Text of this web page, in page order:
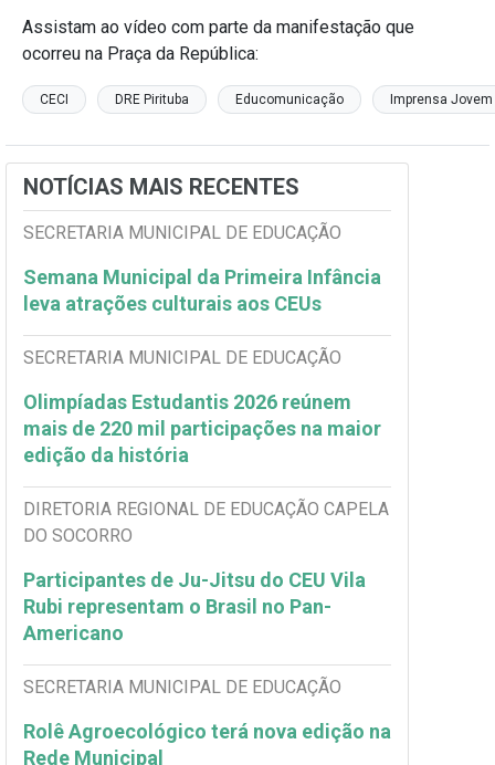
Assistam ao vídeo com parte da manifestação que
ocorreu na Praça da República:
CECI DRE Pirituba Educomunicação Imprensa Jovem
NOTÍCIAS MAIS RECENTES
SECRETARIA MUNICIPAL DE EDUCAÇÃO
Semana Municipal da Primeira Infância
leva atrações culturais aos CEUs
SECRETARIA MUNICIPAL DE EDUCAÇÃO
Olimpíadas Estudantis 2026 reúnem
mais de 220 mil participações na maior
edição da história
DIRETORIA REGIONAL DE EDUCAÇÃO CAPELA
DO SOCORRO
Participantes de Ju-Jitsu do CEU Vila
Rubi representam o Brasil no Pan-
Americano
SECRETARIA MUNICIPAL DE EDUCAÇÃO
Rolê Agroecológico terá nova edição na
Rede Municipal